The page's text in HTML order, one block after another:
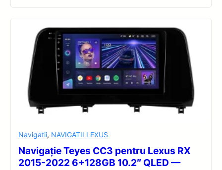
Navigatii, NAVIGATII LEXUS
Navigație Teyes CC3 pentru Lexus RX
2015-2022 6+128GB 10.2″ QLED —